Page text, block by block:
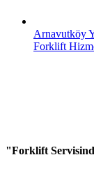
Arnavutköy
Forklift
"Forklift